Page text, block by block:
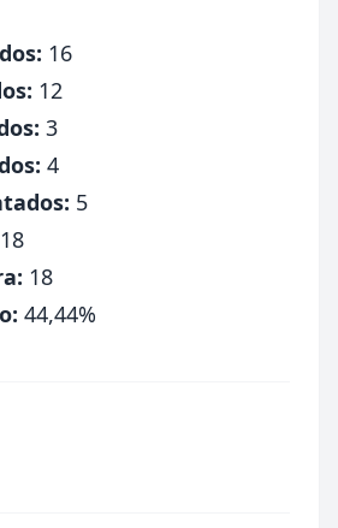
16
12
3
4
5
18
18
44,44%